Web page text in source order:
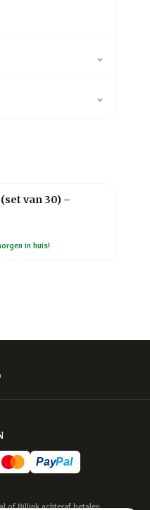
⌄
⌄
van 30) –
in huis!
of Billink achteraf betalen